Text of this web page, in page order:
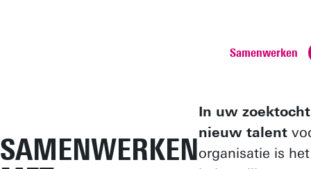
Samenwerken
SAMENWERKEN
In uw
nieuw talent
organisatie is het